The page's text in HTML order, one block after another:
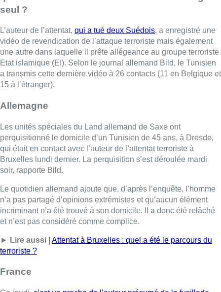
perquisitionné le domicile d’un Tunisien de 45 ans, à Dresde,
Bruxelles lundi dernier. La perquisition s’est déroulée mardi
soir, rapporte Bild.
Le quotidien allemand ajoute que, d’après l’enquête, l’homme
n’a pas partagé d’opinions extrémistes et qu’aucun élément
incriminant n’a été trouvé à son domicile. Il a donc été relâché
et n’est pas considéré comme complice.
►Lire aussi |
France
Ce jeudi, c’est un proche de l’auteur présumé de la fusillade
qui a été interpellé à Nantes
avant les faits survenus dans la capitale belge, une vidéo de la
part du tireur qui a assassiné mardi soir deux supporters
suédois en marge du match de qualification pour l’Euro de
football entre la Belgique et la Suède. Dans la vidéo, le suspect
aurait revendiqué son geste.
D’après le quotidien, les autorités judiciaires belges ont alerté
l’interpellation, aucune arme à feu n’aurait été retrouvée, mais
du matériel informatique aurait été saisi.